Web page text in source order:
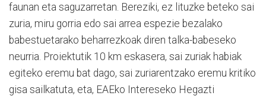
faunan eta saguzarretan. Bereziki, ez lituzke beteko sai
zuria, miru gorria edo sai arrea espezie bezalako
babestuetarako beharrezkoak diren talka-babeseko
neurria. Proiektutik 10 km eskasera, sai zuriak habiak
egiteko eremu bat dago, sai zuriarentzako eremu kritiko
gisa sailkatuta, eta, EAEko Intereseko Hegazti